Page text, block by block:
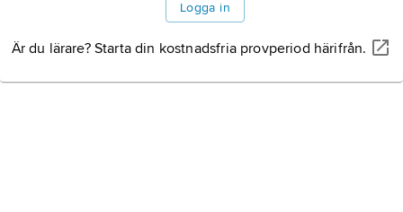
Logga in
Är du lärare? Starta din kostnadsfria provperiod härifrån.